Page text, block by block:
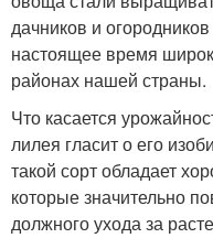
дачников и
настоящее время
районах нашей страны.
Что касается
лилея гласит о его
такой сорт обладает
которые значительно
должного ухода за